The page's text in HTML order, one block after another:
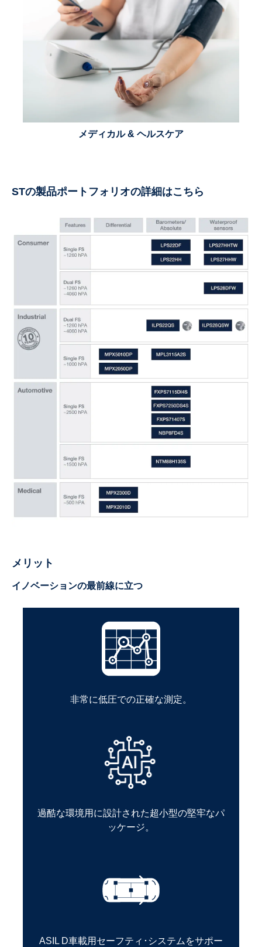
メディカル & ヘルスケア
STの製品ポートフォリオの詳細はこちら
メリット
イノベーションの最前線に立つ
非常に低圧での正確な測定。
過酷な環境用に設計された超小型の堅牢なパ
ッケージ。
ASIL D車載用セーフティ･システムをサポー